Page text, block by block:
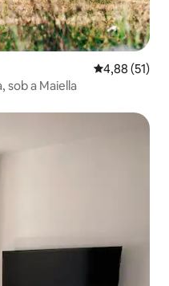
4,88 de uma
4,88 (51)
sob a Maiella
hóspedes